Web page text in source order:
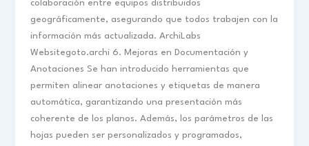
colaboración entre equipos distribuidos
geográficamente, asegurando que todos trabajen con la
información más actualizada. ArchiLabs
Websitegoto.archi 6. Mejoras en Documentación y
Anotaciones Se han introducido herramientas que
permiten alinear anotaciones y etiquetas de manera
automática, garantizando una presentación más
coherente de los planos. Además, los parámetros de las
hojas pueden ser personalizados y programados,